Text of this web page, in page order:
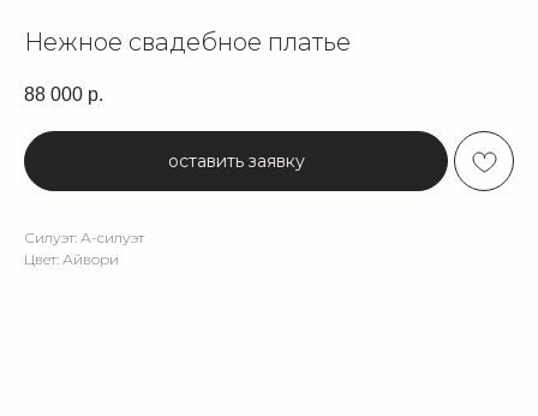
Нежное свадебное платье
88 000 р.
оставить заявку
Силуэт: А-силуэт
Цвет: Айвори